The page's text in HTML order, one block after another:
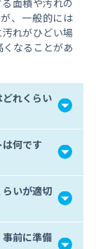
、一般的には
れがひどい場
なることがあ
れくらい
何です
いが適切
前に準備